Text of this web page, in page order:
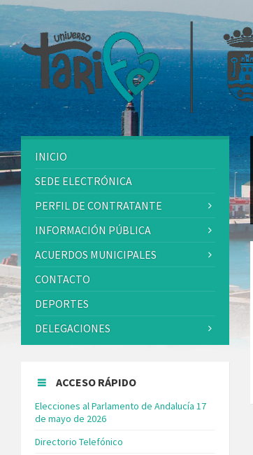
INICIO
SEDE ELECTRÓNICA
PERFIL DE CONTRATANTE
INFORMACIÓN PÚBLICA
ACUERDOS MUNICIPALES
CONTACTO
DEPORTES
DELEGACIONES
ACCESO RÁPIDO
Elecciones al Parlamento de Andalucía 17
de mayo de 2026
Directorio Telefónico